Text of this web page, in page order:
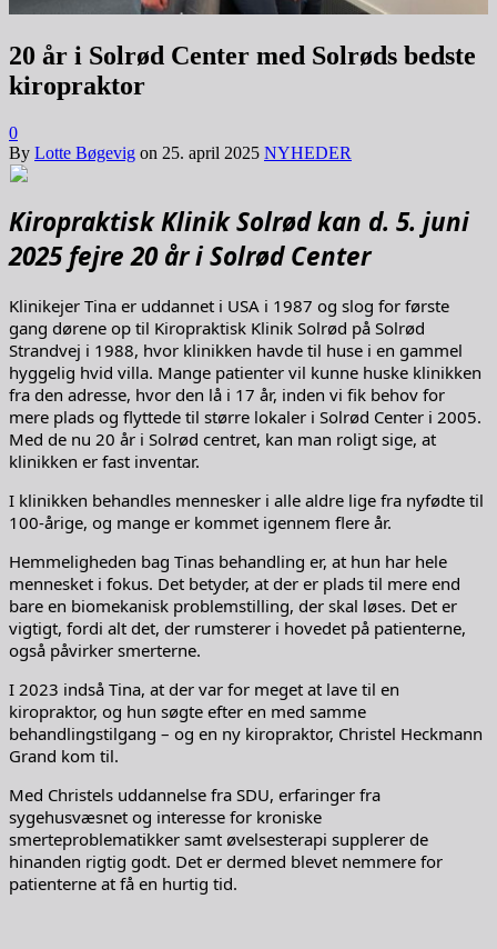
20 år i Solrød Center med Solrøds bedste
kiropraktor
0
By Lotte Bøgevig on 25. april 2025 NYHEDER
Kiropraktisk Klinik Solrød kan d. 5. juni
2025 fejre 20 år i Solrød Center
Klinikejer Tina er uddannet i USA i 1987 og slog for første
gang dørene op til Kiropraktisk Klinik Solrød på Solrød
Strandvej i 1988, hvor klinikken havde til huse i en gammel
hyggelig hvid villa. Mange patienter vil kunne huske klinikken
fra den adresse, hvor den lå i 17 år, inden vi fik behov for
mere plads og flyttede til større lokaler i Solrød Center i 2005.
Med de nu 20 år i Solrød centret, kan man roligt sige, at
klinikken er fast inventar.
I klinikken behandles mennesker i alle aldre lige fra nyfødte til
100-årige, og mange er kommet igennem flere år.
Hemmeligheden bag Tinas behandling er, at hun har hele
mennesket i fokus. Det betyder, at der er plads til mere end
bare en biomekanisk problemstilling, der skal løses. Det er
vigtigt, fordi alt det, der rumsterer i hovedet på patienterne,
også påvirker smerterne.
I 2023 indså Tina, at der var for meget at lave til en
kiropraktor, og hun søgte efter en med samme
behandlingstilgang – og en ny kiropraktor, Christel Heckmann
Grand kom til.
Med Christels uddannelse fra SDU, erfaringer fra
sygehusvæsnet og interesse for kroniske
smerteproblematikker samt øvelsesterapi supplerer de
hinanden rigtig godt. Det er dermed blevet nemmere for
patienterne at få en hurtig tid.